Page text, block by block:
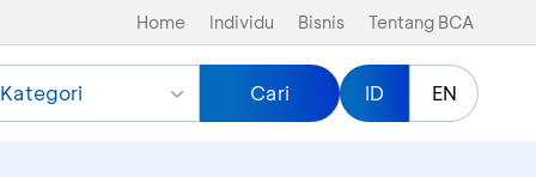
Home Individu Bisnis Tentang BCA
Kategori Cari ID EN